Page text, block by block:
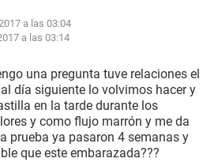
a las 03:04
a las 03:14
una pregunta tuve relaciones el
día siguiente lo volvimos hacer y
en la tarde durante los
y como flujo marrón y me da
prueba ya pasaron 4 semanas y
que este embarazada???